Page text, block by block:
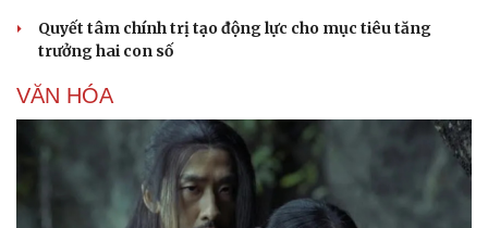
Quyết tâm chính trị tạo động lực cho mục tiêu tăng
trưởng hai con số
VĂN HÓA